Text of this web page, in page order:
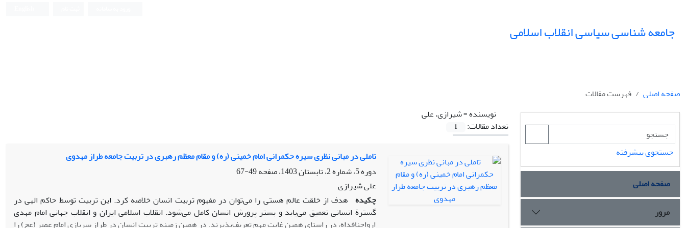
جامعه شناسی سیاسی انقلاب اسلامی
صفحه اصلی
فهرست مقالات
نویسنده =شیرازی، علی
تعداد مقالات:
1
تاملی در مبانی نظری سیره حکمرانی امام خمینی (ره) و مقام معظم رهبری در تربیت جامعه طراز مهدوی
دوره 5، شماره 2، تابستان 1403، صفحه
49-67
علی شیرازی
چکیده هدف از خلقت عالم هستی را می‌توان در مفهوم تربیت انسان خلاصه کرد. این تربیت توسط حاکم الهی در
گسترة انسانی تعمیق می‌یابد و بستر پرورش انسان کامل می‌شود. انقلاب اسلامی ایران و انقلاب جهانی امام مهدی
ارواحنافداه، در راستای همین غایت مهم تعریف‌پذیرند. در همین زمینه تربیت انسان در طراز سربازی امام عصر (عج) را
جستجوی پیشرفته
صفحه اصلی
مرور